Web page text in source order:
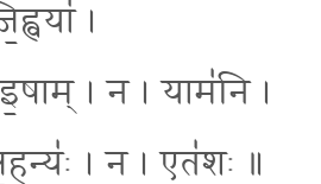
।
। न । याम॑नि ।
। न । एत॑शः ॥